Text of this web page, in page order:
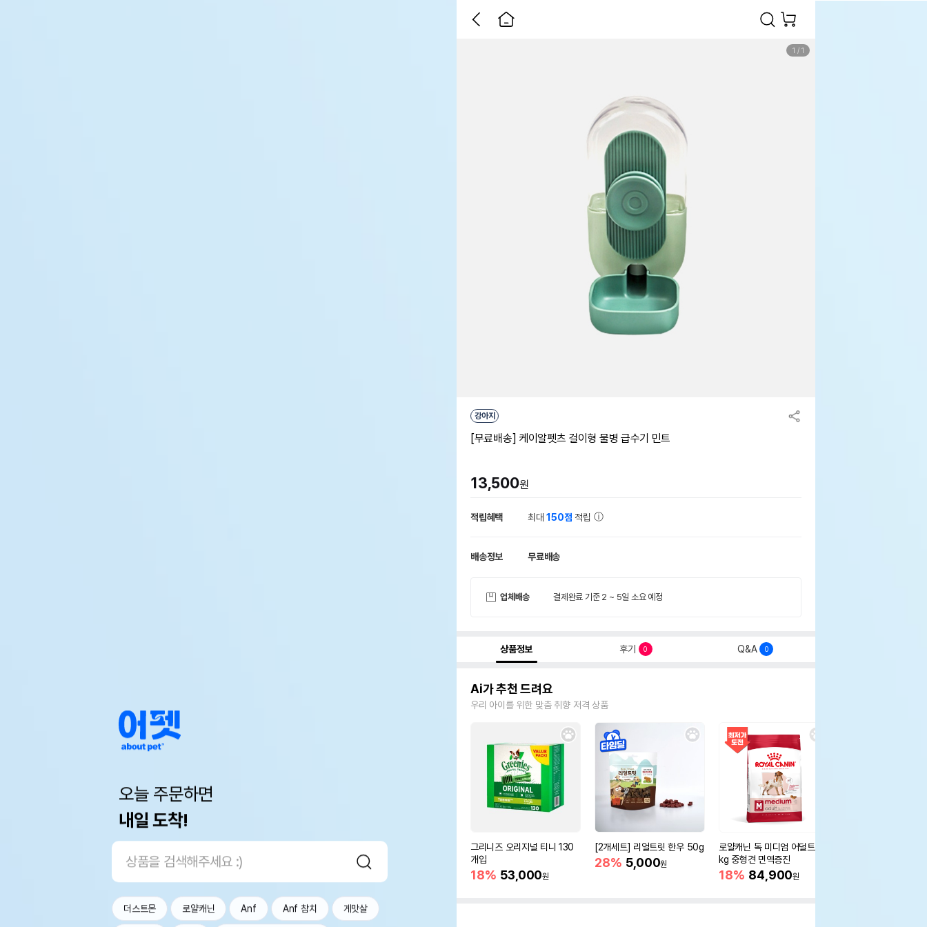
오늘 주문하면
내일 도착!
더스트몬 로얄캐닌 Anf Anf 참치 게맛살
1 / 1
강아지
[무료배송] 케이알펫츠 걸이형 물병 급수기 민트
13,500원
적립혜택 최대150점 적립
배송정보 무료배송
업체배송 결제완료 기준 2 ~ 5일 소요 예정
상품정보 후기 0 Q&A 0
Ai가 추천 드려요
우리 아이를 위한 맞춤 취향 저격 상품
그리니즈 오리지널 티니 130
개입
18% 53,000원
[2개세트] 리얼트릿 한우 50g
28% 5,000원
로얄캐닌 독 미디엄 어덜트 10
kg 중형견 면역증진
18% 84,900원